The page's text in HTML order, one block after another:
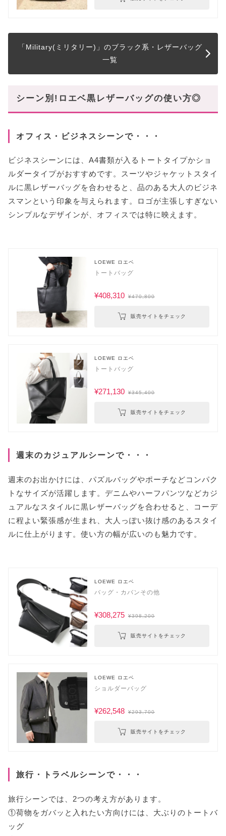
「Military(ミリタリー)」のブラック系・レザーバッグ
一覧
シーン別!ロエベ黒レザーバッグの使い方◎
オフィス・ビジネスシーンで・・・
ビジネスシーンには、A4書類が入るトートタイプかショ
ルダータイプがおすすめです。スーツやジャケットスタイ
ルに黒レザーバッグを合わせると、品のある大人のビジネ
スマンという印象を与えられます。ロゴが主張しすぎない
シンプルなデザインが、オフィスでは特に映えます。
LOEWE ロエベ
トートバッグ
¥408,310 ¥470,800
販売サイトをチェック
LOEWE ロエベ
トートバッグ
¥271,130 ¥345,400
販売サイトをチェック
週末のカジュアルシーンで・・・
週末のお出かけには、パズルバッグやポーチなどコンパク
トなサイズが活躍します。デニムやハーフパンツなどカジ
ュアルなスタイルに黒レザーバッグを合わせると、コーデ
に程よい緊張感が生まれ、大人っぽい抜け感のあるスタイ
ルに仕上がります。使い方の幅が広いのも魅力です。
LOEWE ロエベ
バッグ・カバンその他
¥308,275 ¥398,200
販売サイトをチェック
LOEWE ロエベ
ショルダーバッグ
¥262,548 ¥293,700
販売サイトをチェック
旅行・トラベルシーンで・・・
旅行シーンでは、2つの考え方があります。
①荷物をガバッと入れたい方向けには、大ぶりのトートバ
ッグ